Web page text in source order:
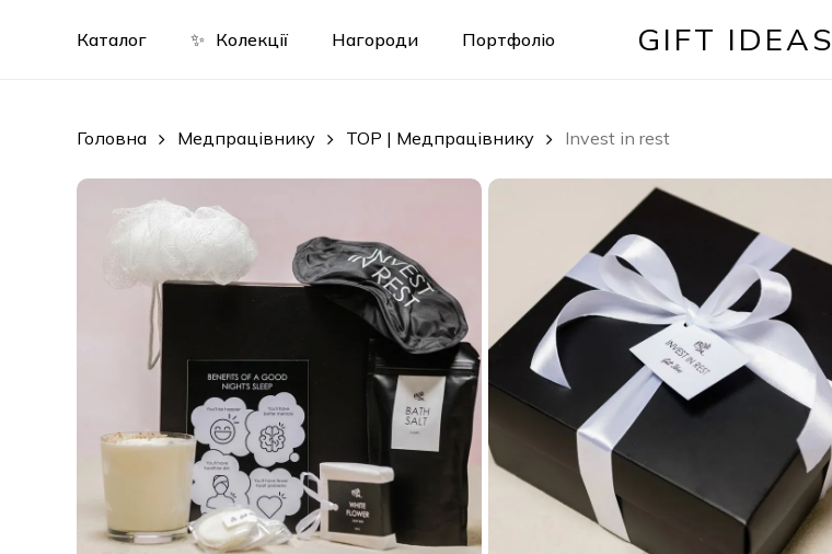
GIFT IDEAS
Каталог ✨ Колекції Нагороди Портфоліо
Головна Медпрацівнику ТОР | Медпрацівнику Invest in rest